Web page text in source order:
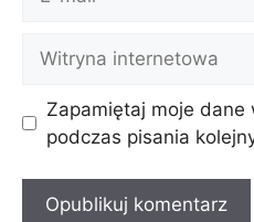
mail
internetowa
Zapamiętaj moje dane
podczas pisania